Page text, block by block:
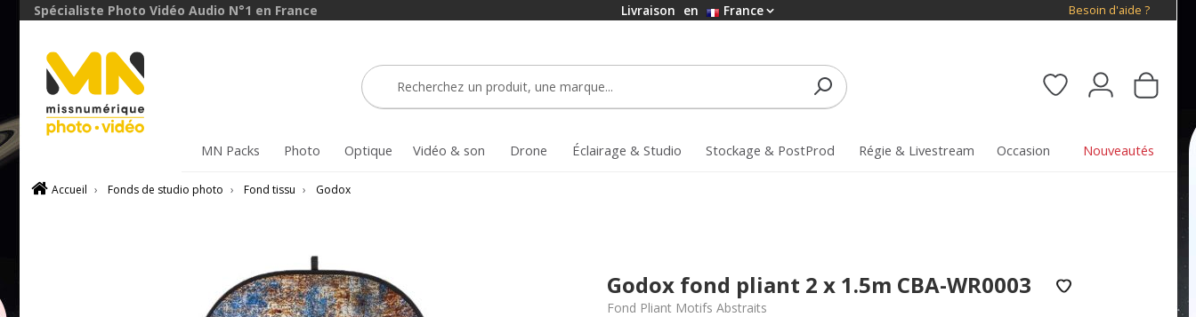
Spécialiste Photo Vidéo Audio N°1 en France Livraison en France Besoin d'aide ?
MN Packs Photo Optique Vidéo & son Drone Éclairage & Studio Stockage & PostProd Régie & Livestream Occasion Nouveautés
Accueil › Fonds de studio photo › Fond tissu › Godox
Godox fond pliant 2 x 1.5m CBA-WR0003
Fond Pliant Motifs Abstraits